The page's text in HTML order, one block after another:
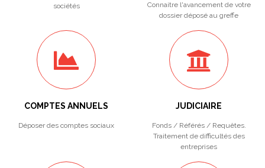
sociétés
Connaitre l'avancement de votre
dossier déposé au greffe
COMPTES ANNUELS
Déposer des comptes sociaux
JUDICIAIRE
Fonds / Référés / Requêtes.
Traitement de difficultés des
entreprises